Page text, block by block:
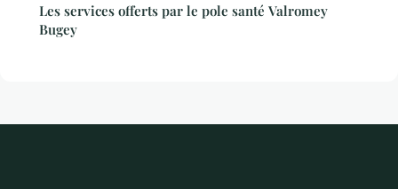
Les services offerts par le pole santé Valromey
Bugey